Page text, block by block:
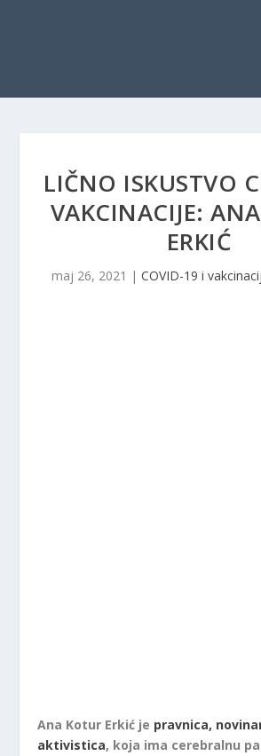
LIČNO ISKUSTVO
VAKCINACIJE:
ERKIĆ
maj 26, 2021 | COVID-19 i
Ana Kotur Erkić je pravnica,
aktivistica, koja ima cerebralnu